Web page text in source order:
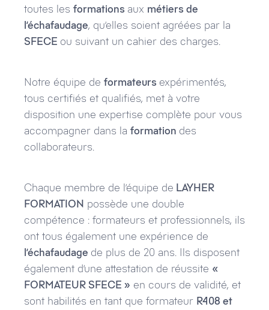
toutes les formations aux métiers de
l’échafaudage, qu’elles soient agréées par la
SFECE ou suivant un cahier des charges.
Notre équipe de formateurs expérimentés,
tous certifiés et qualifiés, met à votre
disposition une expertise complète pour vous
accompagner dans la formation des
collaborateurs.
Chaque membre de l’équipe de LAYHER
FORMATION possède une double
compétence : formateurs et professionnels, ils
ont tous également une expérience de
l’échafaudage de plus de 20 ans. Ils disposent
également d’une attestation de réussite «
FORMATEUR SFECE » en cours de validité, et
sont habilités en tant que formateur R408 et